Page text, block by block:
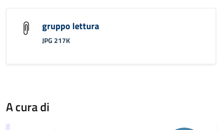
gruppo lettura
JPG 217K
A cura di